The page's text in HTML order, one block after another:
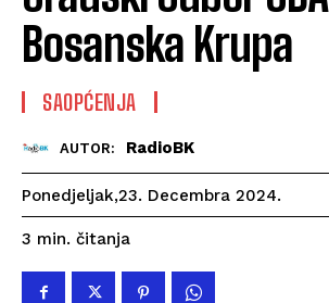
Bosanska Krupa
SAOPĆENJA
AUTOR: RadioBK
Ponedjeljak,23. Decembra 2024.
3 min. čitanja